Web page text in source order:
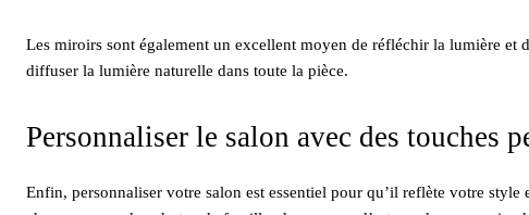
Les miroirs sont également un excellent moyen de réfléchir la lumière et
diffuser la lumière naturelle dans toute la pièce.
Personnaliser le salon avec des touches
Enfin, personnaliser votre salon est essentiel pour qu’il reflète votre